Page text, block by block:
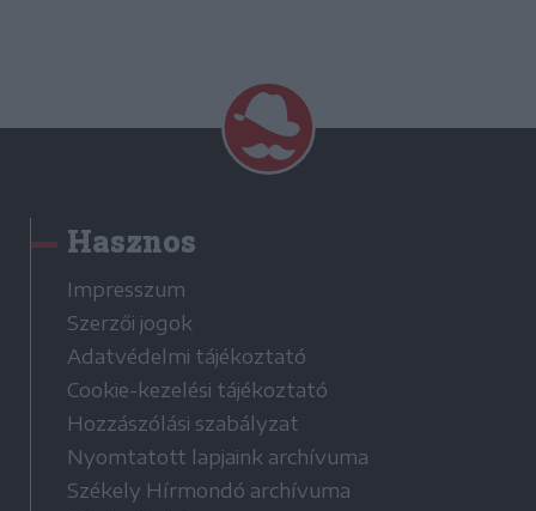
Hasznos
Impresszum
Szerzői jogok
Adatvédelmi tájékoztató
Cookie-kezelési tájékoztató
Hozzászólási szabályzat
Nyomtatott lapjaink archívuma
Székely Hírmondó archívuma